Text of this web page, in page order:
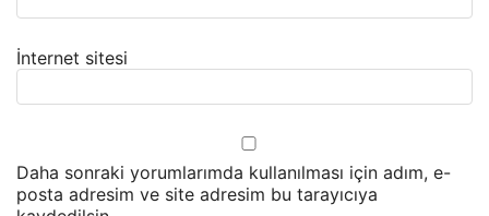
İnternet sitesi
Daha sonraki yorumlarımda kullanılması için adım, e-
posta adresim ve site adresim bu tarayıcıya